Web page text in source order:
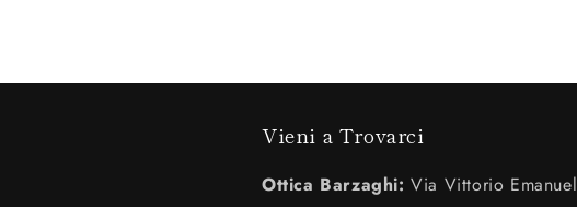
Vieni a Trovarci
Ottica Barzaghi: Via Vittorio